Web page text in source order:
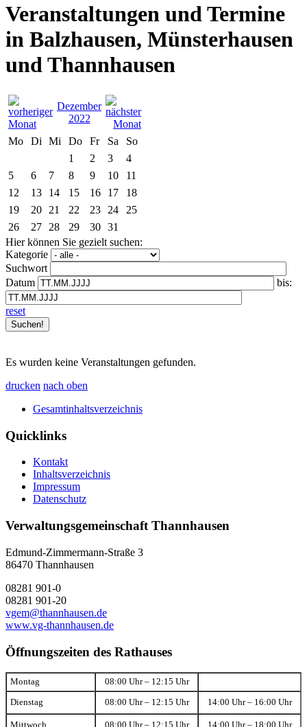
Veranstaltungen und Termine
in Balzhausen, Münsterhausen
und Thannhausen
Dezember
2022
Mo
Di Mi Do Fr Sa
So
1
2 3
4
5
6 7 8 9 10
11
12
13 14 15 16 17
18
19
20 21 22 23 24
25
26
27 28 29 30 31
Hier können Sie gezielt suchen:
Kategorie
Suchwort
Datum
bis:
reset
Es wurden keine Veranstaltungen gefunden.
drucken nach oben
Gesamtinhaltsverzeichnis
Quicklinks
Kontakt
Inhaltsverzeichnis
Impressum
Datenschutz
Verwaltungsgemeinschaft Thannhausen
Edmund-Zimmermann-Straße 3
86470 Thannhausen
08281 901-0
08281 901-20
vgem@thannhausen.de
www.vg-thannhausen.de
Öffnungszeiten des Rathauses
Montag 08:00 Uhr – 12:15 Uhr
Dienstag 08:00 Uhr – 12:15 Uhr 14:00 Uhr – 16:00 Uhr